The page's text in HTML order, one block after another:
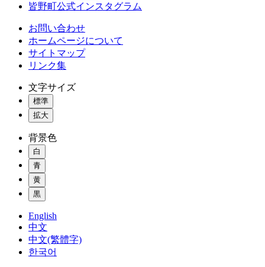
皆野町公式インスタグラム
お問い合わせ
ホームページについて
サイトマップ
リンク集
文字サイズ
標準
拡大
背景色
白
青
黄
黒
English
中文
中文(繁體字)
한국어